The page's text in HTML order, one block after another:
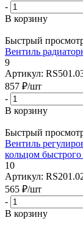
-
В корзину
Быстрый
Вентиль
9
Артикул:
857 ₽/шт
-
В корзину
Быстрый
Вентиль
кольцом
10
Артикул:
565 ₽/шт
-
В корзину